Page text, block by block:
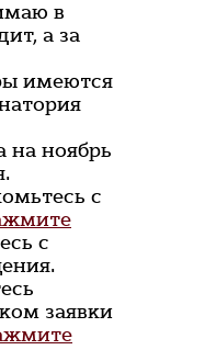
в
а за
имеются
на ноябрь
с
с
заявки